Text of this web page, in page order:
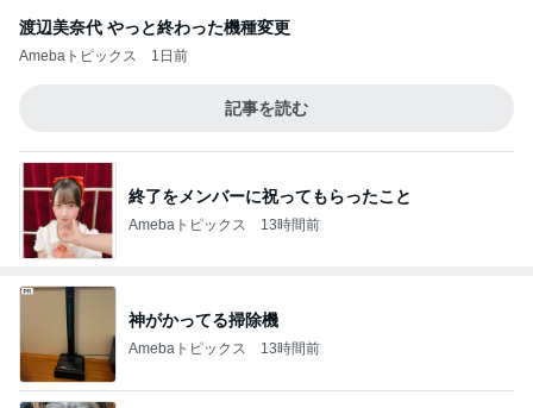
渡辺美奈代 やっと終わった機種変更
Amebaトピックス 1日前
記事を読む
終了をメンバーに祝ってもらったこと
Amebaトピックス 13時間前
神がかってる掃除機
Amebaトピックス 13時間前